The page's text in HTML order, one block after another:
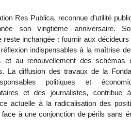
Res Publica, reconnue d’utilité
son vingtième anniversaire.
reste inchangée : fournir aux
indispensables à la maîtrise
et au renouvellement des schémas
La diffusion des travaux de la
politiques et
et des journalistes, contribue
actuelle à la radicalisation des
à une conjonction de périls sans